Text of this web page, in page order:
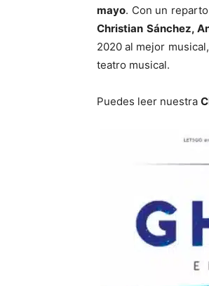
mayo. Con un
Christian Sánchez,
2020 al mejor
teatro musical.
Puedes leer nuestra